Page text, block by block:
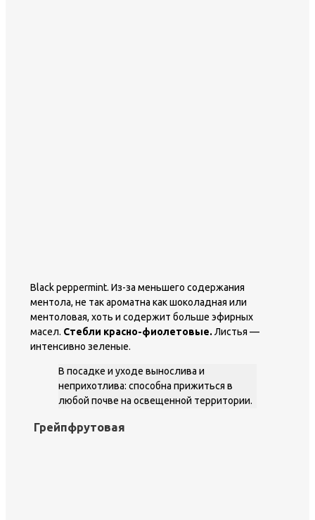
Black peppermint. Из-за меньшего содержания
ментола, не так ароматна как шоколадная или
ментоловая, хоть и содержит больше эфирных
масел. Стебли красно-фиолетовые. Листья —
интенсивно зеленые.
В посадке и уходе вынослива и
неприхотлива: способна прижиться в
любой почве на освещенной территории.
Грейпфрутовая